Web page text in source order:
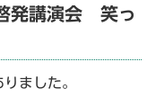
発講演会 笑っ
ました。